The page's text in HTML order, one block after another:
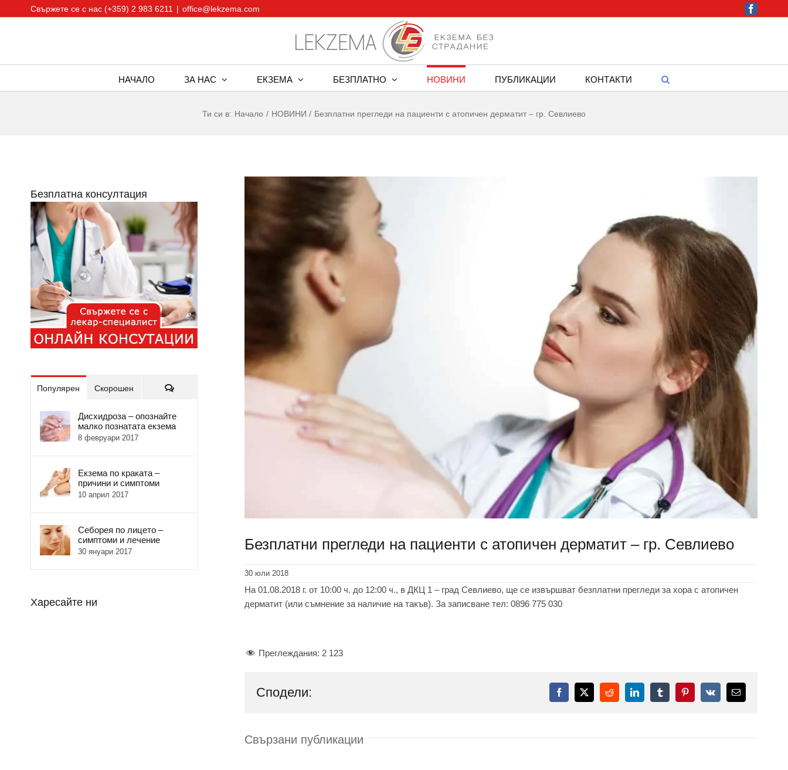
to
Свържете се с нас (+359) 2 983 6211 | office@lekzema.com Facebook
НАЧАЛО ЗА НАС ЕКЗЕМА БЕЗПЛАТНО НОВИНИ ПУБЛИКАЦИИ КОНТАКТИ
Ти си в: Начало НОВИНИ Безплатни прегледи на пациенти с атопичен дерматит – гр. Севлиево
Безплатни прегледи на пациенти с атопичен дерматит – гр. Севлиево
30 юли 2018
На 01.08.2018 г. от 10:00 ч. до 12:00 ч., в ДКЦ 1 – град Севлиево, ще се извършват безплатни прегледи за хора с атопичен
дерматит (или съмнение за наличие на такъв). За записване тел: 0896 775 030
Преглеждания: 2 123
Сподели: Facebook
X RedditLinkedInTumblrPinterest
Vk
Електронна
поща:
Свързани публикации
Безплатна консултация
Популярен Скорошен Коментари
Дисхидроза – опознайте
малко познатата екзема
8 февруари 2017
Екзема по краката –
причини и симптоми
10 април 2017
Себорея по лицето –
симптоми и лечение
30 януари 2017
Харесайте ни